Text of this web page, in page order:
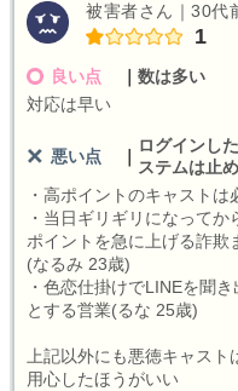
被害者さん｜30代
1
良い点
数は多い
対応は早い
悪い点
ログインし
ステムは止
・高ポイントのキャスト
・当日ギリギリになってか
ポイントを急に上げる詐欺
(なるみ 23歳)
・色恋仕掛けでLINEを聞
とする営業(るな 25歳)
上記以外にも悪徳キャス
用心したほうがいい